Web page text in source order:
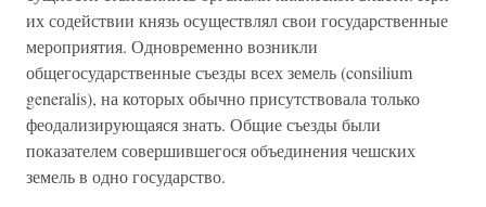
их содействии князь осуществлял свои государственные
мероприятия. Одновременно возникли
общегосударственные съезды всех земель (consilium
generalis), на которых обычно присутствовала только
феодализирующаяся знать. Общие съезды были
показателем совершившегося объединения чешских
земель в одно государство.